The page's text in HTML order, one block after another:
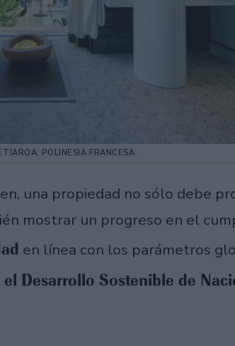
POLINESIA FRANCESA.
una propiedad no sólo debe
mostrar un progreso en el
en línea con los parámetros
Desarrollo Sostenible de